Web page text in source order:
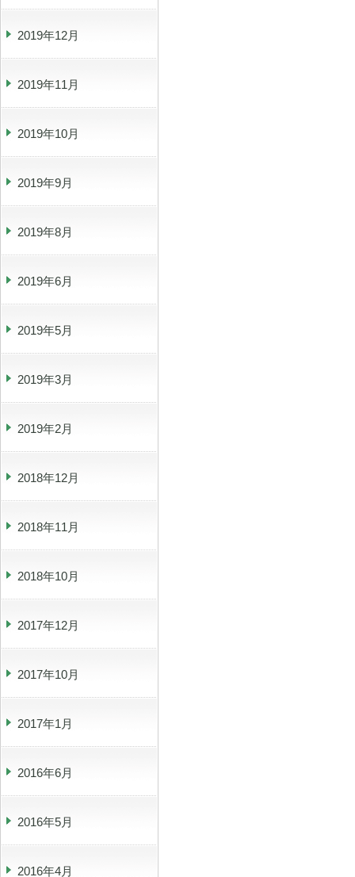
2019年12月
2019年11月
2019年10月
2019年9月
2019年8月
2019年6月
2019年5月
2019年3月
2019年2月
2018年12月
2018年11月
2018年10月
2017年12月
2017年10月
2017年1月
2016年6月
2016年5月
2016年4月